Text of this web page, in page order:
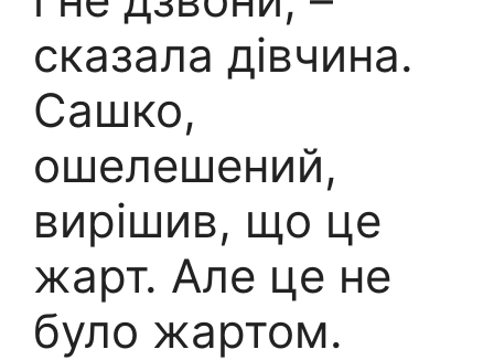
сказала дівчина.
Сашко,
ошелешений,
вирішив, що це
жарт. Але це не
було жартом.